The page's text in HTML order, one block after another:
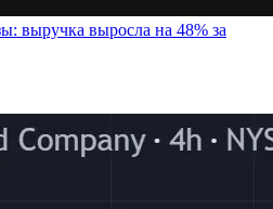
выручка выросла на 48% за